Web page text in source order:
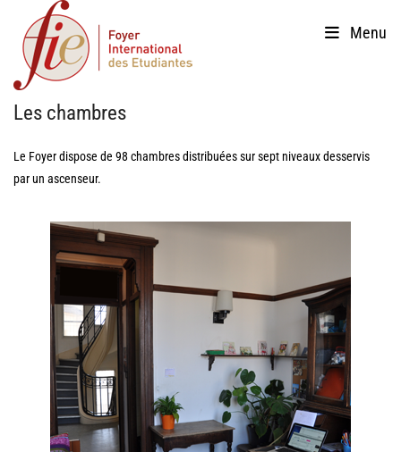
content
Menu
Les chambres
Le Foyer dispose de 98 chambres distribuées sur sept niveaux desservis
par un ascenseur.